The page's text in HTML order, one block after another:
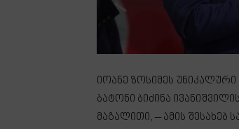
იოანე ზოსიმეს
ბატონი ბიძინა
მაგალითი, – ამის